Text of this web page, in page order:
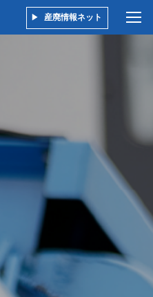
産廃情報ネット